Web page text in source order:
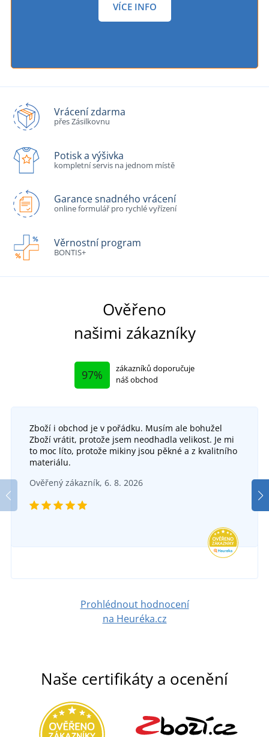
VÍCE INFO
Vrácení zdarma
přes Zásilkovnu
Potisk a výšivka
kompletní servis na jednom místě
Garance snadného vrácení
online formulář pro rychlé vyřízení
Věrnostní program
BONTIS+
Ověřeno
našimi zákazníky
97%
zákazníků doporučuje
náš obchod
Zboží i obchod je v pořádku. Musím ale bohužel
Zboží vrátit, protože jsem neodhadla velikost. Je mi
to moc líto, protože mikiny jsou pěkné a z kvalitního
materiálu.
Ověřený zákazník, 6. 8. 2026
Prohlédnout hodnocení
na Heuréka.cz
Naše certifikáty a ocenění